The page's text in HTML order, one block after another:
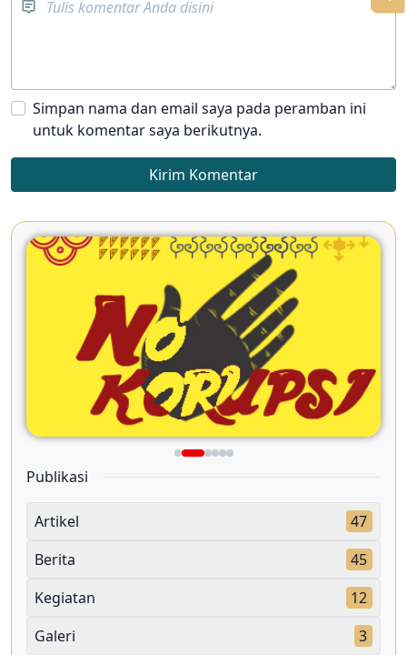
Simpan nama dan email saya pada peramban ini
untuk komentar saya berikutnya.
Kirim Komentar
Publikasi
Artikel
47
Berita
45
Kegiatan
12
Galeri
3